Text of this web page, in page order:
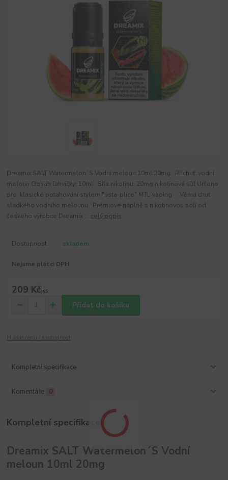
Dreamix SALT Watermelon´S Vodní meloun 10ml 20mg Příchuť: vodní
meloun Obsah lahvičky: 10ml Síla nikotinu: 20mg nikotinová sůl Určeno
pro: klasické potahování stylem "ústa-plíce" MTL vaping Věrná chuť
sladkého vodního melounu Prémiové náplně s nikotinovou solí od
českého výrobce Dreamix ... celý popis
Dostupnost skladem
Nejsme plátci DPH
209 Kč/ks
Přidat do košíku
Kompletní specifikace
Komentáře 0
Kompletní specifikace
Dreamix SALT Watermelon´S Vodní
meloun 10ml 20mg